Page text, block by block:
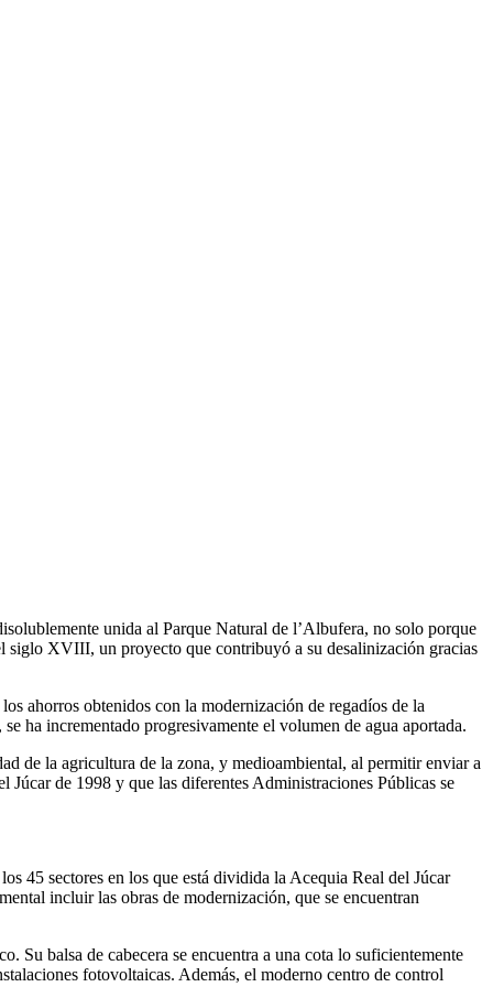
unida al Parque Natural de l’Albufera, no solo porque
siglo XVIII, un proyecto que contribuyó a su desalinización gracias
ahorros obtenidos con la modernización de regadíos de la
ha incrementado progresivamente el volumen de agua aportada.
de la agricultura de la zona, y medioambiental, al permitir enviar a
de 1998 y que las diferentes Administraciones Públicas se
45 sectores en los que está dividida la Acequia Real del Júcar
incluir las obras de modernización, que se encuentran
Su balsa de cabecera se encuentra a una cota lo suficientemente
fotovoltaicas. Además, el moderno centro de control